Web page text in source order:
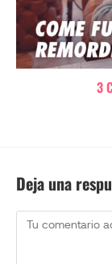
3
Deja una